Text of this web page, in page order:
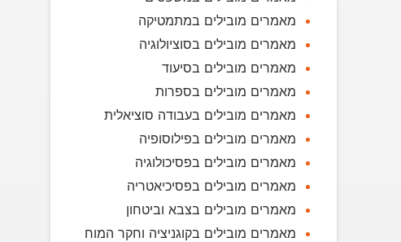
מאמרים מובילים במתמטיקה
מאמרים מובילים בסוציולוגיה
מאמרים מובילים בסיעוד
מאמרים מובילים בספרות
מאמרים מובילים בעבודה סוציאלית
מאמרים מובילים בפילוסופיה
מאמרים מובילים בפסיכולוגיה
מאמרים מובילים בפסיכיאטריה
מאמרים מובילים בצבא וביטחון
מאמרים מובילים בקוגניציה וחקר המוח